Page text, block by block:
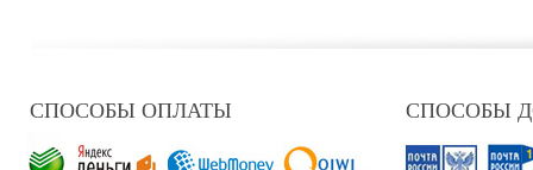
СПОСОБЫ ОПЛАТЫ СПОСОБЫ